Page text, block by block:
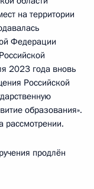
на территории
Федерации
2023 года вновь
Российской
образования».
рассмотрении.
продлён